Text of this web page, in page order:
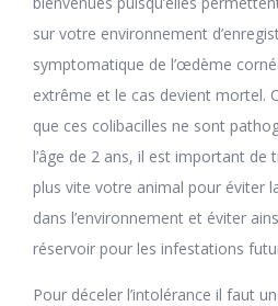
sur votre environnement
symptomatique de l’œdème
extrême et le cas devient mortel.
que ces colibacilles ne sont
l’âge de 2 ans, il est important
plus vite votre animal pour éviter
dans l’environnement et éviter
réservoir pour les infestations
Pour déceler l’intolérance il faut